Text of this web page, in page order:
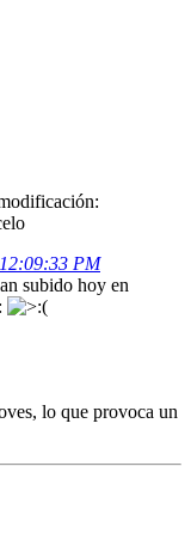
:
PM
subido hoy en
lo que provoca un